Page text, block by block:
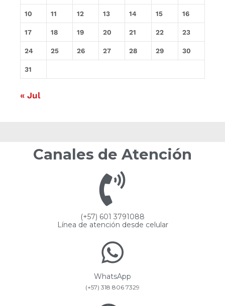
10 11 12 13 14 15 16
17 18 19 20 21 22 23
24 25 26 27 28 29 30
31
« Jul
Canales de Atención
(+57) 601 3791088
Línea de atención desde celular
WhatsApp
(+57) 318 806 7329